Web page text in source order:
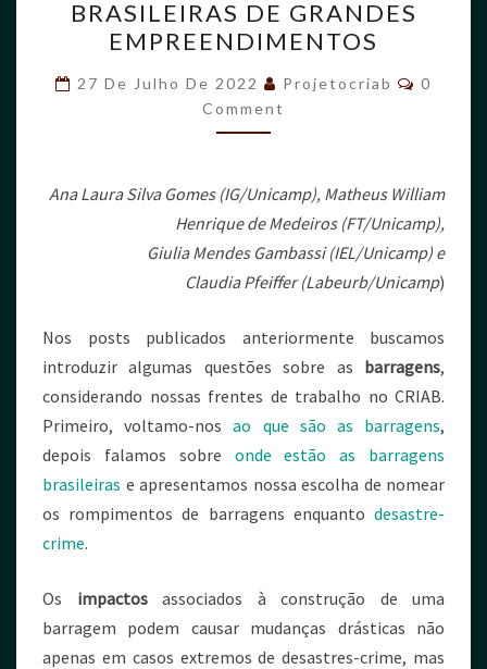
BRASILEIRAS DE GRANDES
EMPREENDIMENTOS
27 De Julho De 2022 Projetocriab
0
Comment
Ana Laura Silva Gomes (IG/Unicamp), Matheus William
Henrique de Medeiros (FT/Unicamp),
Giulia Mendes Gambassi (IEL/Unicamp) e
Claudia Pfeiffer (Labeurb/Unicamp)
Nos posts publicados anteriormente buscamos
introduzir algumas questões sobre as barragens,
considerando nossas frentes de trabalho no CRIAB.
Primeiro, voltamo-nosao que são as barragens,
depois falamos sobre onde estão as barragens
brasileiras e apresentamos nossa escolha de nomear
os rompimentos de barragens enquanto desastre-
crime.
Os impactosassociados à construção de uma
barragem podem causar mudanças drásticas não
apenas em casos extremos de desastres-crime, mas